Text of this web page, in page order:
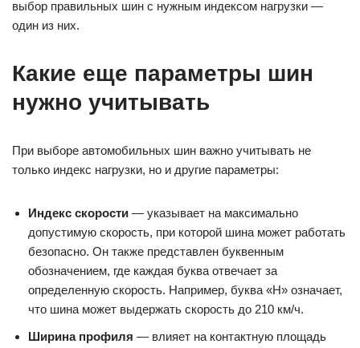
выбор правильных шин с нужным индексом нагрузки —
один из них.
Какие еще параметры шин
нужно учитывать
При выборе автомобильных шин важно учитывать не
только индекс нагрузки, но и другие параметры:
Индекс скорости — указывает на максимально
допустимую скорость, при которой шина может работать
безопасно. Он также представлен буквенным
обозначением, где каждая буква отвечает за
определенную скорость. Например, буква «H» означает,
что шина может выдержать скорость до 210 км/ч.
Ширина профиля — влияет на контактную площадь